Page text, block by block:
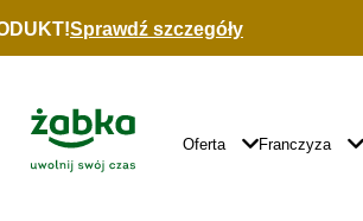
Sprawdź szczegóły
Główne
Logo
Główna
Nawigacja
Oferta Franczyza